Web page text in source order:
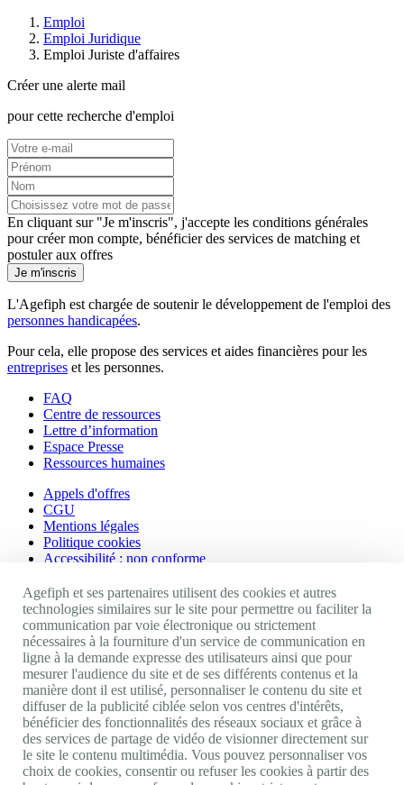
Emploi
Emploi Juridique
Emploi Juriste d'affaires
Créer une alerte mail
pour cette recherche d'emploi
En cliquant sur "Je m'inscris", j'accepte les conditions générales
pour créer mon compte, bénéficier des services de matching et
postuler aux offres
Je m'inscris
L'Agefiph est chargée de soutenir le développement de l'emploi des
personnes handicapées.
Pour cela, elle propose des services et aides financières pour les
entreprises et les personnes.
FAQ
Centre de ressources
Lettre d’information
Espace Presse
Ressources humaines
Appels d'offres
CGU
Mentions légales
Politique cookies
Accessibilité : non conforme
Nos autres sites
Site portail Agefiph
Activateur de progrès
Handinnov
Innovation et recherche
Université du RRH
Service AppuiPro
Nous suivre
Agefiph et ses partenaires utilisent des cookies et autres
technologies similaires sur le site pour permettre ou faciliter la
communication par voie électronique ou strictement
nécessaires à la fourniture d'un service de communication en
ligne à la demande expresse des utilisateurs ainsi que pour
mesurer l'audience du site et de ses différents contenus et la
manière dont il est utilisé, personnaliser le contenu du site et
diffuser de la publicité ciblée selon vos centres d'intérêts,
bénéficier des fonctionnalités des réseaux sociaux et grâce à
des services de partage de vidéo de visionner directement sur
le site le contenu multimédia. Vous pouvez personnaliser vos
choix de cookies, consentir ou refuser les cookies à partir des